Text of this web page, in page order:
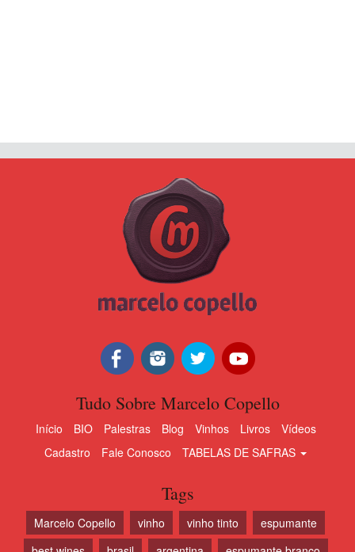
Tudo Sobre Marcelo Copello
Início BIO Palestras Blog Vinhos Livros
Vídeos
Cadastro
Fale Conosco TABELAS DE SAFRAS
Tags
Marcelo Copello vinho vinho tinto
espumante